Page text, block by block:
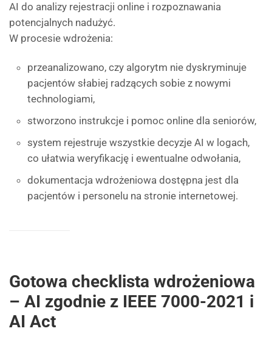
AI do analizy rejestracji online i rozpoznawania
potencjalnych nadużyć.
W procesie wdrożenia:
przeanalizowano, czy algorytm nie dyskryminuje
pacjentów słabiej radzących sobie z nowymi
technologiami,
stworzono instrukcje i pomoc online dla seniorów,
system rejestruje wszystkie decyzje AI w logach,
co ułatwia weryfikację i ewentualne odwołania,
dokumentacja wdrożeniowa dostępna jest dla
pacjentów i personelu na stronie internetowej.
Gotowa checklista wdrożeniowa
– AI zgodnie z IEEE 7000-2021 i
AI Act